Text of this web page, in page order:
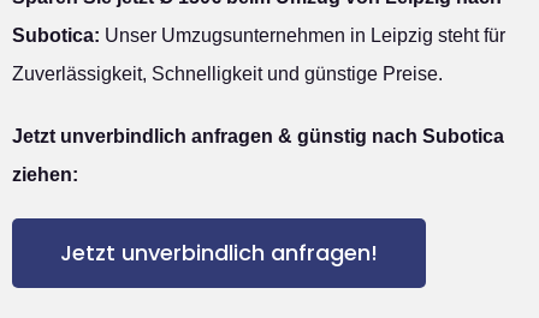
Subotica: Unser Umzugsunternehmen in Leipzig steht für
Zuverlässigkeit, Schnelligkeit und günstige Preise.
Jetzt unverbindlich anfragen & günstig nach Subotica
ziehen:
Jetzt unverbindlich anfragen!